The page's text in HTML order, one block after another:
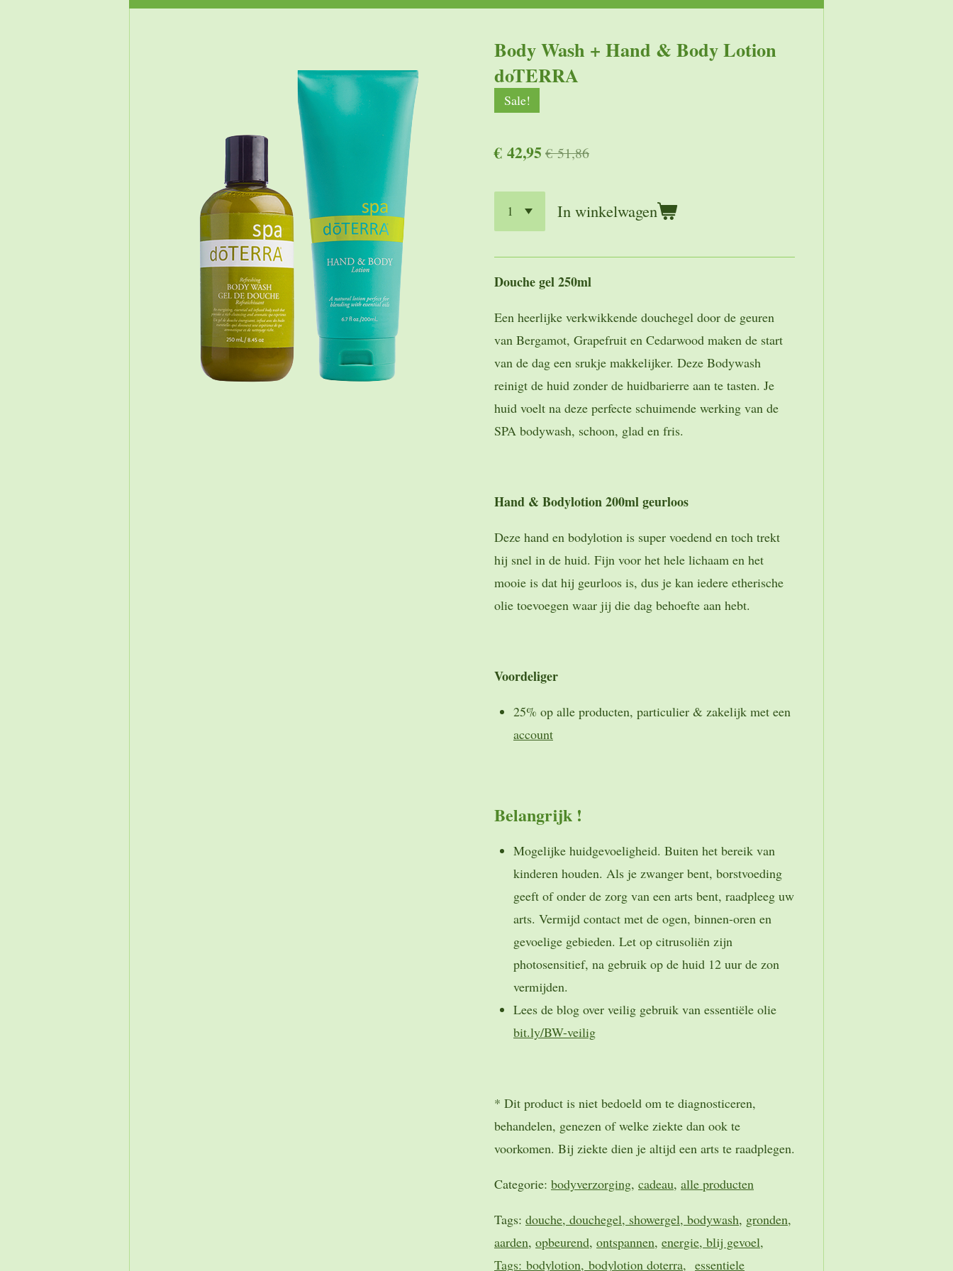
Body Wash + Hand & Body Lotion
doTERRA
Sale!
€ 42,95 € 51,86
In winkelwagen
Douche gel 250ml
Een heerlijke verkwikkende douchegel door de geuren
van Bergamot, Grapefruit en Cedarwood maken de start
van de dag een srukje makkelijker. Deze Bodywash
reinigt de huid zonder de huidbarierre aan te tasten. Je
huid voelt na deze perfecte schuimende werking van de
SPA bodywash, schoon, glad en fris.
Hand & Bodylotion 200ml geurloos
Deze hand en bodylotion is super voedend en toch trekt
hij snel in de huid. Fijn voor het hele lichaam en het
mooie is dat hij geurloos is, dus je kan iedere etherische
olie toevoegen waar jij die dag behoefte aan hebt.
Voordeliger
25% op alle producten, particulier & zakelijk met een
account
Belangrijk !
Mogelijke huidgevoeligheid. Buiten het bereik van
kinderen houden. Als je zwanger bent, borstvoeding
geeft of onder de zorg van een arts bent, raadpleeg uw
arts. Vermijd contact met de ogen, binnen-oren en
gevoelige gebieden. Let op citrusoliën zijn
photosensitief, na gebruik op de huid 12 uur de zon
vermijden.
Lees de blog over veilig gebruik van essentiële olie
bit.ly/BW-veilig
* Dit product is niet bedoeld om te diagnosticeren,
behandelen, genezen of welke ziekte dan ook te
voorkomen. Bij ziekte dien je altijd een arts te raadplegen.
Categorie: bodyverzorging, cadeau, alle producten
Tags: douche, douchegel, showergel, bodywash, gronden,
aarden, opbeurend, ontspannen, energie, blij gevoel,
Tags: bodylotion, bodylotion doterra, essentiele